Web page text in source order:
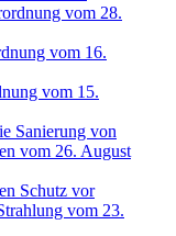
vom 28.
vom 16.
vom 15.
Sanierung von
vom 26. August
Schutz vor
vom 23.